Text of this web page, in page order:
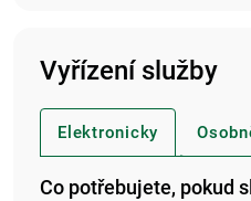
Vyřízení služby
Elektronicky
Co potřebujete, pokud